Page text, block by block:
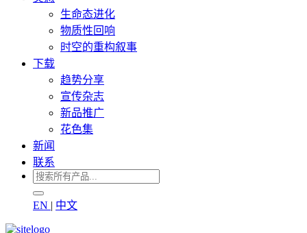
生命态进化
物质性回响
时空的重构叙事
下载
趋势分享
宣传杂志
新品推广
花色集
新闻
联系
EN | 中文